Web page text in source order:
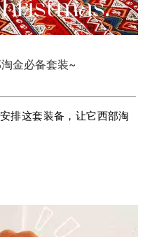
金必备套装~
排这套装备，让它西部淘